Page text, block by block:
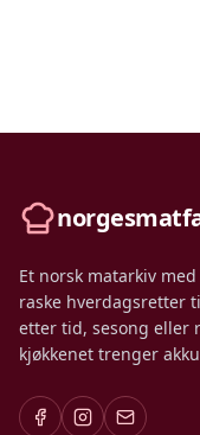
Et norsk matarkiv
raske hverdagsretter
etter tid, sesong eller
kjøkkenet trenger